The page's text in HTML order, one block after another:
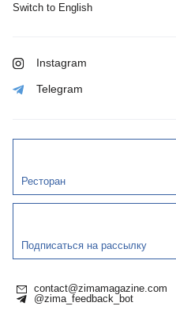
Switch to English
Instagram
Telegram
Ресторан
Подписаться на рассылку
contact@zimamagazine.com
@zima_feedback_bot